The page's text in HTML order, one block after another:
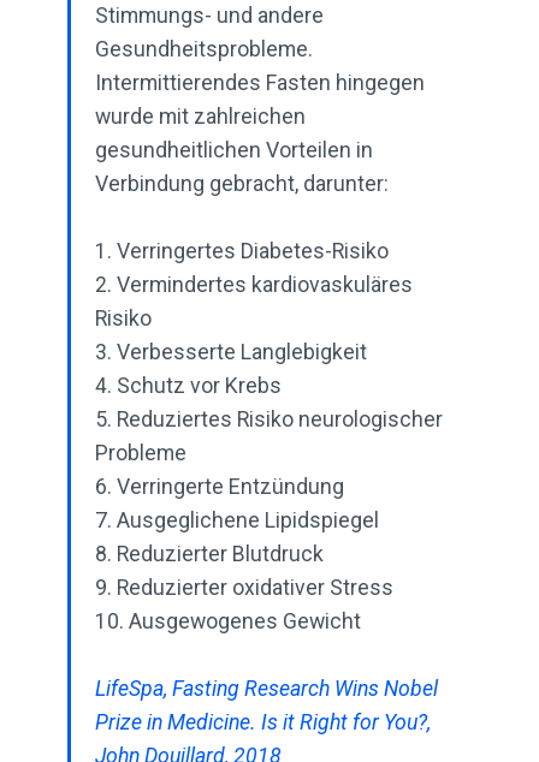
Stimmungs- und andere
Gesundheitsprobleme.
Intermittierendes Fasten hingegen
wurde mit zahlreichen
gesundheitlichen Vorteilen in
Verbindung gebracht, darunter:
1. Verringertes Diabetes-Risiko
2. Vermindertes kardiovaskuläres
Risiko
3. Verbesserte Langlebigkeit
4. Schutz vor Krebs
5. Reduziertes Risiko neurologischer
Probleme
6. Verringerte Entzündung
7. Ausgeglichene Lipidspiegel
8. Reduzierter Blutdruck
9. Reduzierter oxidativer Stress
10. Ausgewogenes Gewicht
LifeSpa, Fasting Research Wins Nobel
Prize in Medicine. Is it Right for You?,
John Douillard, 2018